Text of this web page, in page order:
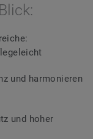
und harmonieren
und hoher